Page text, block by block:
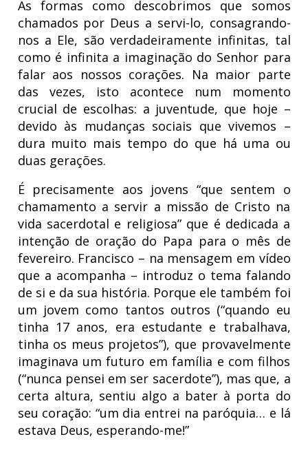
As formas como descobrimos que somos
chamados por Deus a servi-lo, consagrando-
nos a Ele, são verdadeiramente infinitas, tal
como é infinita a imaginação do Senhor para
falar aos nossos corações. Na maior parte
das vezes, isto acontece num momento
crucial de escolhas: a juventude, que hoje –
devido às mudanças sociais que vivemos –
dura muito mais tempo do que há uma ou
duas gerações.
É precisamente aos jovens “que sentem o
chamamento a servir a missão de Cristo na
vida sacerdotal e religiosa” que é dedicada a
intenção de oração do Papa para o mês de
fevereiro. Francisco – na mensagem em vídeo
que a acompanha – introduz o tema falando
de si e da sua história. Porque ele também foi
um jovem como tantos outros (“quando eu
tinha 17 anos, era estudante e trabalhava,
tinha os meus projetos”), que provavelmente
imaginava um futuro em família e com filhos
(“nunca pensei em ser sacerdote”), mas que, a
certa altura, sentiu algo a bater à porta do
seu coração: “um dia entrei na paróquia… e lá
estava Deus, esperando-me!”